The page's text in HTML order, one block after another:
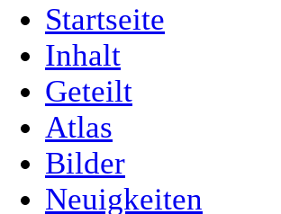
Startseite
Inhalt
Geteilt
Atlas
Bilder
Neuigkeiten